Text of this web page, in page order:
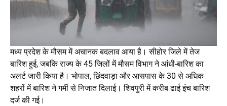
मध्य प्रदेश के मौसम में अचानक बदलाव आया है। सीहोर जिले में तेज
बारिश हुई, जबकि राज्य के 45 जिलों में मौसम विभाग ने आंधी-बारिश का
अलर्ट जारी किया है। भोपाल, छिंदवाड़ा और आसपास के 30 से अधिक
शहरों में बारिश ने गर्मी से निजात दिलाई। शिवपुरी में करीब ढाई इंच बारिश
दर्ज की गई।